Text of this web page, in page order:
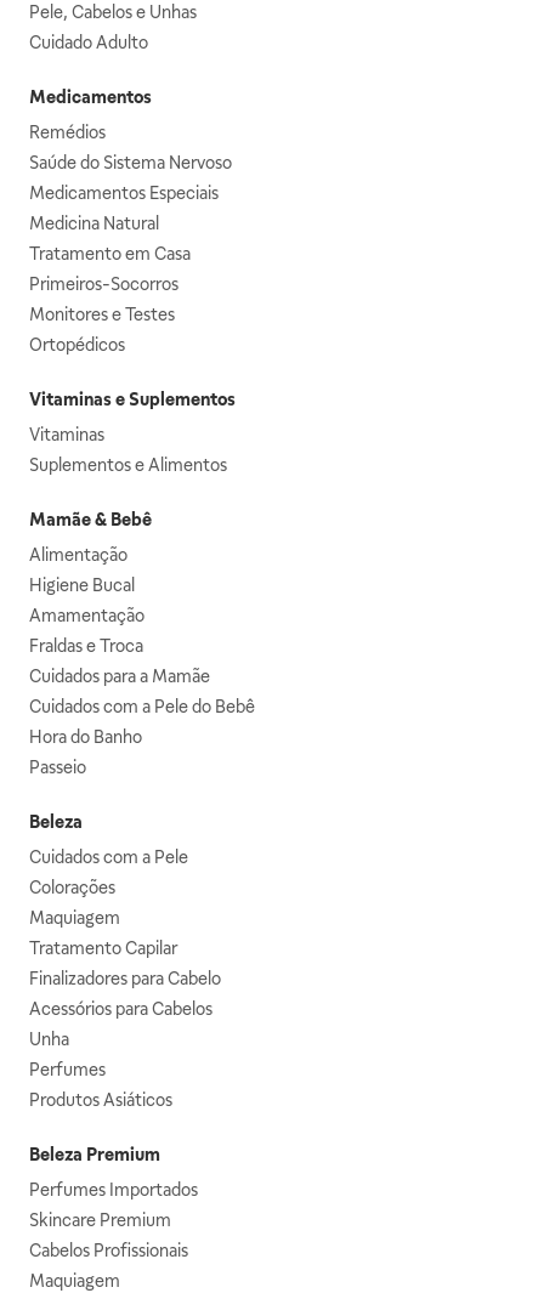
Pele, Cabelos e Unhas
Cuidado Adulto
Medicamentos
Remédios
Saúde do Sistema Nervoso
Medicamentos Especiais
Medicina Natural
Tratamento em Casa
Primeiros-Socorros
Monitores e Testes
Ortopédicos
Vitaminas e Suplementos
Vitaminas
Suplementos e Alimentos
Mamãe & Bebê
Alimentação
Higiene Bucal
Amamentação
Fraldas e Troca
Cuidados para a Mamãe
Cuidados com a Pele do Bebê
Hora do Banho
Passeio
Beleza
Cuidados com a Pele
Colorações
Maquiagem
Tratamento Capilar
Finalizadores para Cabelo
Acessórios para Cabelos
Unha
Perfumes
Produtos Asiáticos
Beleza Premium
Perfumes Importados
Skincare Premium
Cabelos Profissionais
Maquiagem